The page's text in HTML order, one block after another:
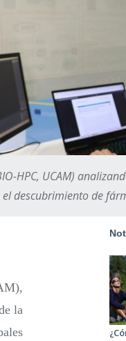
HPC, UCAM)
descubrimiento de
la